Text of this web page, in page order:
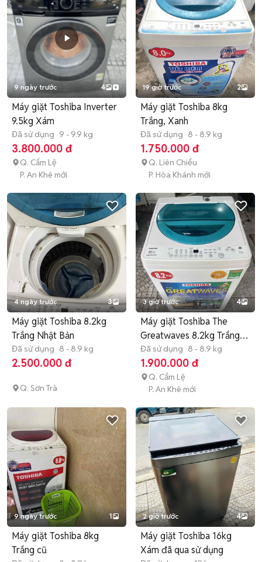
9 ngày trước 4
Máy giặt Toshiba Inverter
9.5kg Xám
Đã sử dụng 9 - 9.9 kg
3.800.000 đ
Q. Cẩm Lệ
P. An Khê mới
19 giờ trước 2
Máy giặt Toshiba 8kg
Trắng, Xanh
Đã sử dụng 8 - 8.9 kg
1.750.000 đ
Q. Liên Chiểu
P. Hòa Khánh mới
4 ngày trước 3
Máy giặt Toshiba 8.2kg
Trắng Nhật Bản
Đã sử dụng 8 - 8.9 kg
2.500.000 đ
Q. Sơn Trà
3 giờ trước 4
Máy giặt Toshiba The
Greatwaves 8.2kg Trắng,
Xanh
Đã sử dụng 8 - 8.9 kg
1.900.000 đ
Q. Cẩm Lệ
P. An Khê mới
9 ngày trước 1
Máy giặt Toshiba 8kg
Trắng cũ
2 giờ trước 4
Máy giặt Toshiba 16kg
Xám đã qua sử dụng